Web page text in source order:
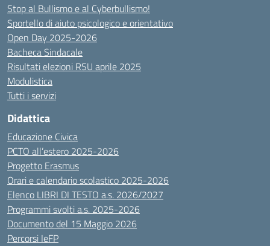
Stop al Bullismo e al Cyberbullismo!
Sportello di aiuto psicologico e orientativo
Open Day 2025-2026
Bacheca Sindacale
Risultati elezioni RSU aprile 2025
Modulistica
Tutti i servizi
Didattica
Educazione Civica
PCTO all’estero 2025-2026
Progetto Erasmus
Orari e calendario scolastico 2025-2026
Elenco LIBRI DI TESTO a.s. 2026/2027
Programmi svolti a.s. 2025-2026
Documento del 15 Maggio 2026
Percorsi IeFP